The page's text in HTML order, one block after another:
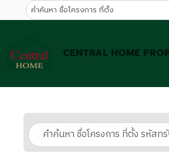
CENTRAL HOME